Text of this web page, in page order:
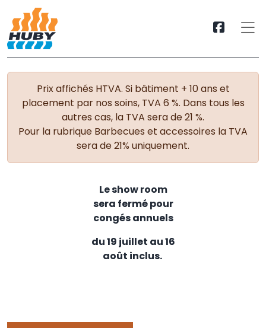
Prix affichés HTVA. Si bâtiment + 10 ans et
placement par nos soins, TVA 6 %. Dans tous les
autres cas, la TVA sera de 21 %.
Pour la rubrique Barbecues et accessoires la TVA
sera de 21% uniquement.
Le show room
sera fermé pour
congés annuels
du 19 juillet au 16
août inclus.